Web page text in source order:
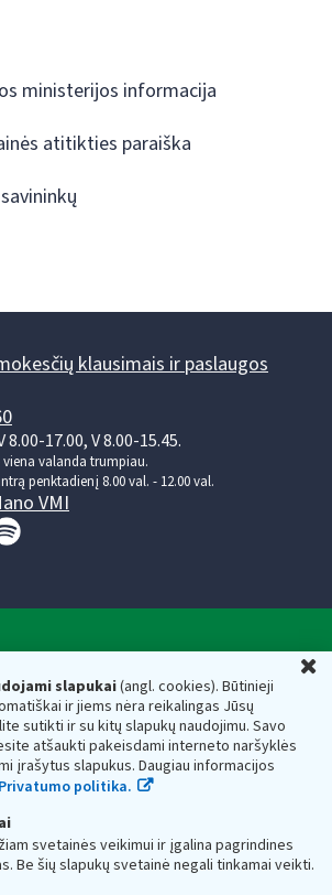
slapukai(angl. cookies). Būtinieji
ir jiems nėra reikalingas Jūsų
sutikti ir su kitų slapukų naudojimu. Savo
atšaukti pakeisdami interneto naršyklės
įrašytus slapukus. Daugiau informacijos
Privatumo politika.
svetainės veikimui ir įgalina pagrindines
Be šių slapukų svetainė negali tinkamai veikti.
ministerijos informacija
atitikties paraiška
klausimais ir paslaugos
17.00, V 8.00-15.45.
viena valanda trumpiau.
penktadienį 8.00 val. - 12.00 val.
VMI
ministerijos
asmens kodas — 188659752,
g. 14, 01107 Vilnius, Lietuva, el.paštas:
dėžutės adresas 188659752
mokesčių inspekciją prie Lietuvos
kaupiami ir saugomi Juridinių